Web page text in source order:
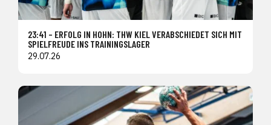
23:41 – ERFOLG IN HOHN: THW KIEL VERABSCHIEDET SICH MIT
SPIELFREUDE INS TRAININGSLAGER
29.07.26